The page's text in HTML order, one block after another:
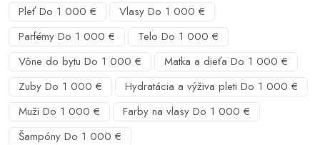
Pleť Do 1 000 €
Vlasy Do 1 000 €
Parfémy Do 1 000 €
Telo Do 1 000 €
Vône do bytu Do 1 000 €
Matka a dieťa Do 1 000 €
Zuby Do 1 000 €
Hydratácia a výživa pleti Do 1 000 €
Muži Do 1 000 €
Farby na vlasy Do 1 000 €
Šampóny Do 1 000 €